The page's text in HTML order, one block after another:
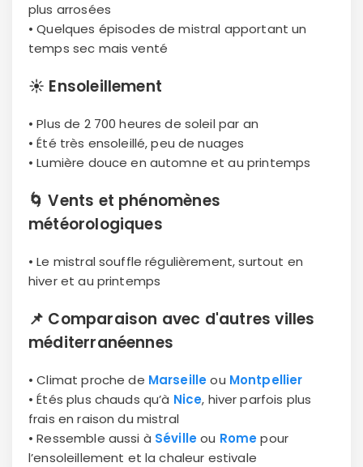
plus arrosées
• Quelques épisodes de mistral apportant un
temps sec mais venté
☀️ Ensoleillement
• Plus de 2 700 heures de soleil par an
• Été très ensoleillé, peu de nuages
• Lumière douce en automne et au printemps
🌀Vents et phénomènes
météorologiques
• Le mistral souffle régulièrement, surtout en
hiver et au printemps
📌 Comparaison avec d'autres villes
méditerranéennes
• Climat proche de Marseilleou Montpellier
• Étés plus chauds qu’à Nice, hiver parfois plus
frais en raison du mistral
• Ressemble aussi à Sévilleou Romepour
l’ensoleillement et la chaleur estivale